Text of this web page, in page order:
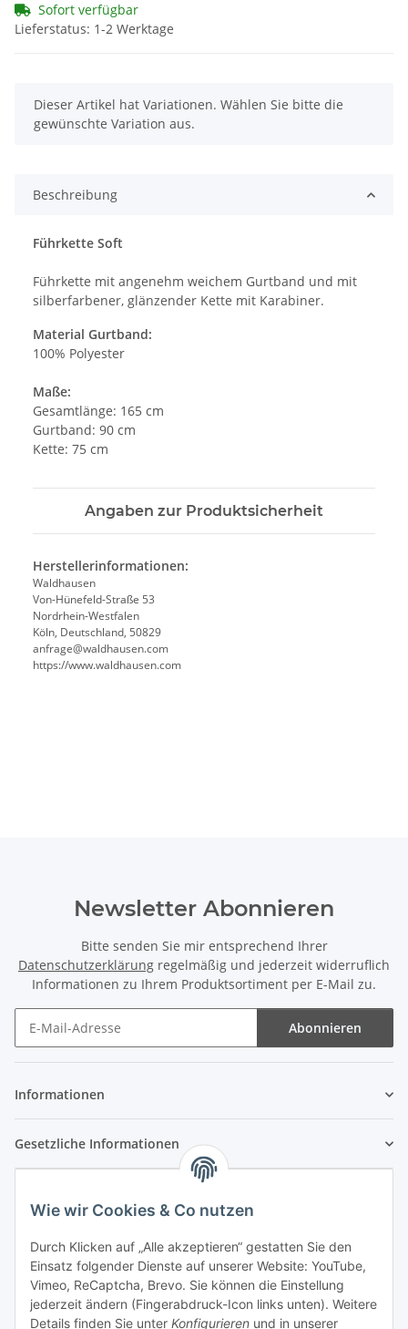
Wie wir Cookies & Co nutzen
Durch Klicken auf „Alle akzeptieren“ gestatten Sie den
Einsatz folgender Dienste auf unserer Website: YouTube,
Vimeo, ReCaptcha, Brevo. Sie können die Einstellung
jederzeit ändern (Fingerabdruck-Icon links unten). Weitere
Details finden Sie unter Konfigurieren und in unserer
Sofort verfügbar
Lieferstatus: 1-2 Werktage
x
Dieser Artikel hat Variationen. Wählen Sie bitte die
gewünschte Variation aus.
Beschreibung
Führkette Soft
Führkette mit angenehm weichem Gurtband und mit
silberfarbener, glänzender Kette mit Karabiner.
Material Gurtband:
100% Polyester
Maße:
Gesamtlänge: 165 cm
Gurtband: 90 cm
Kette: 75 cm
Angaben zur Produktsicherheit
Herstellerinformationen:
Waldhausen
Von-Hünefeld-Straße 53
Nordrhein-Westfalen
Köln, Deutschland, 50829
anfrage@waldhausen.com
https://www.waldhausen.com
Newsletter Abonnieren
Bitte senden Sie mir entsprechend Ihrer
Datenschutzerklärung regelmäßig und jederzeit widerruflich
Informationen zu Ihrem Produktsortiment per E-Mail zu.
Abonnieren
Informationen
Gesetzliche Informationen